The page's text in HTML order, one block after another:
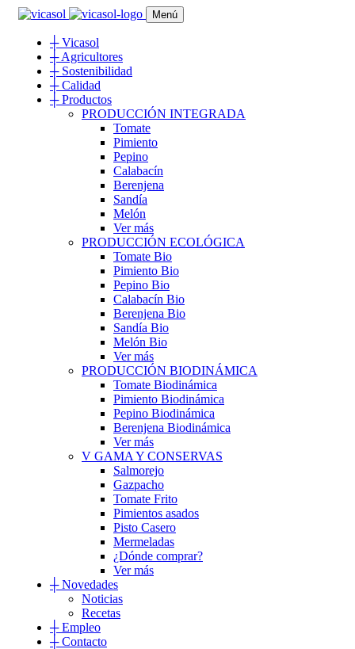
Menú
┼Vicasol
┼Agricultores
┼Sostenibilidad
┼Calidad
┼Productos
PRODUCCIÓN INTEGRADA
Tomate
Pimiento
Pepino
Calabacín
Berenjena
Sandía
Melón
Ver más
PRODUCCIÓN ECOLÓGICA
Tomate Bio
Pimiento Bio
Pepino Bio
Calabacín Bio
Berenjena Bio
Sandía Bio
Melón Bio
Ver más
PRODUCCIÓN BIODINÁMICA
Tomate Biodinámica
Pimiento Biodinámica
Pepino Biodinámica
Berenjena Biodinámica
Ver más
V GAMA Y CONSERVAS
Salmorejo
Gazpacho
Tomate Frito
Pimientos asados
Pisto Casero
Mermeladas
¿Dónde comprar?
Ver más
┼Novedades
Noticias
Recetas
┼Empleo
┼Contacto